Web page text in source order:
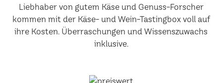
Liebhaber von gutem Käse und Genuss-Forscher
kommen mit der Käse- und Wein-Tastingbox voll auf
ihre Kosten. Überraschungen und Wissenszuwachs
inklusive.